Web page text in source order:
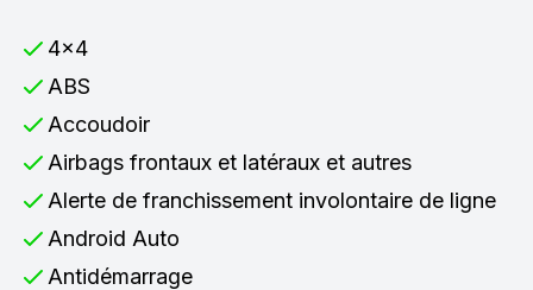
4x4
ABS
Accoudoir
Airbags frontaux et latéraux et autres
Alerte de franchissement involontaire de ligne
Android Auto
Antidémarrage